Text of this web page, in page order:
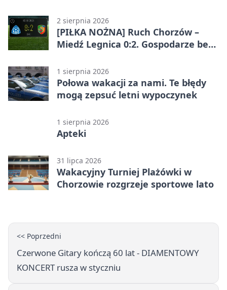
2 sierpnia 2026
[PIŁKA NOŻNA] Ruch Chorzów –
Miedź Legnica 0:2. Gospodarze bez
1 sierpnia 2026
Połowa wakacji za nami. Te błędy
mogą zepsuć letni wypoczynek
1 sierpnia 2026
Apteki
31 lipca 2026
Wakacyjny Turniej Plażówki w
Chorzowie rozgrzeje sportowe lato
<< Poprzedni
Czerwone Gitary kończą 60 lat - DIAMENTOWY
KONCERT rusza w styczniu